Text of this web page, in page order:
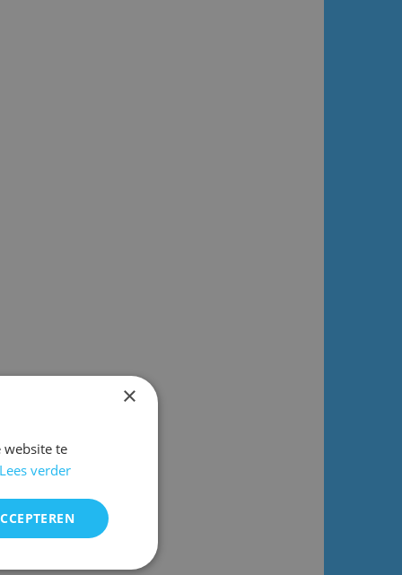
×
website te
Lees verder